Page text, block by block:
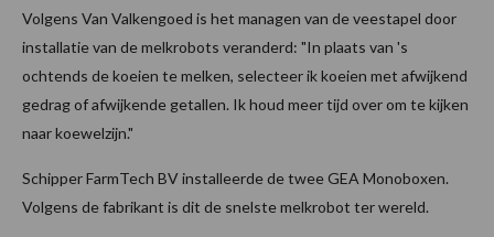
Volgens Van Valkengoed is het managen van de veestapel door
installatie van de melkrobots veranderd: "In plaats van 's
ochtends de koeien te melken, selecteer ik koeien met afwijkend
gedrag of afwijkende getallen. Ik houd meer tijd over om te kijken
naar koewelzijn."
Schipper FarmTech BV installeerde de twee GEA Monoboxen.
Volgens de fabrikant is dit de snelste melkrobot ter wereld.